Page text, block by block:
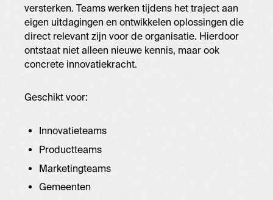
versterken. Teams werken tijdens het traject aan
eigen uitdagingen en ontwikkelen oplossingen die
direct relevant zijn voor de organisatie. Hierdoor
ontstaat niet alleen nieuwe kennis, maar ook
concrete innovatiekracht.
Geschikt voor:
Innovatieteams
Productteams
Marketingteams
Gemeenten